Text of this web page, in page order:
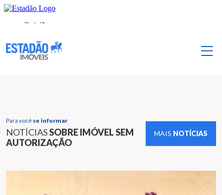
Para você se informar
NOTÍCIASSOBRE IMÓVEL SEM
AUTORIZAÇÃO
MAIS NOTÍCIAS